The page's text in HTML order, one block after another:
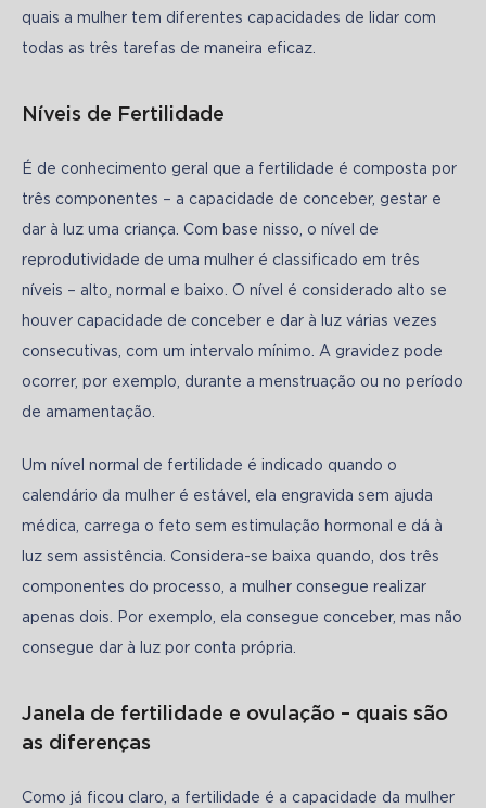
quais a mulher tem diferentes capacidades de lidar com
todas as três tarefas de maneira eficaz.
Níveis de Fertilidade
É de conhecimento geral que a fertilidade é composta por
três componentes – a capacidade de conceber, gestar e
dar à luz uma criança. Com base nisso, o nível de
reprodutividade de uma mulher é classificado em três
níveis – alto, normal e baixo. O nível é considerado alto se
houver capacidade de conceber e dar à luz várias vezes
consecutivas, com um intervalo mínimo. A gravidez pode
ocorrer, por exemplo, durante a menstruação ou no período
de amamentação.
Um nível normal de fertilidade é indicado quando o
calendário da mulher é estável, ela engravida sem ajuda
médica, carrega o feto sem estimulação hormonal e dá à
luz sem assistência. Considera-se baixa quando, dos três
componentes do processo, a mulher consegue realizar
apenas dois. Por exemplo, ela consegue conceber, mas não
consegue dar à luz por conta própria.
Janela de fertilidade e ovulação – quais são
as diferenças
Como já ficou claro, a fertilidade é a capacidade da mulher